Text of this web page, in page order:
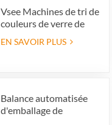
Vsee Machines de tri de
couleurs de verre de
couleur de couleur
EN SAVOIR PLUS
Balance automatisée
d'emballage de